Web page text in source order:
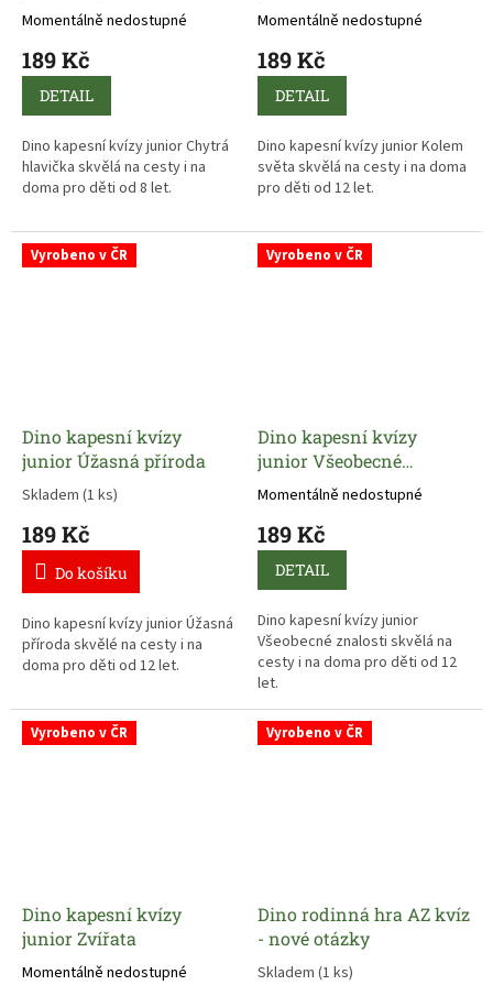
Momentálně nedostupné
189 Kč
DETAIL
Dino kapesní kvízy junior Chytrá
hlavička skvělá na cesty i na
doma pro děti od 8 let.
Momentálně nedostupné
189 Kč
DETAIL
Dino kapesní kvízy junior Kolem
světa skvělá na cesty i na doma
pro děti od 12 let.
Vyrobeno v ČR
Dino kapesní kvízy
junior Úžasná příroda
Skladem (1 ks)
189 Kč
Do košíku
Dino kapesní kvízy junior Úžasná
příroda skvělé na cesty i na
doma pro děti od 12 let.
Vyrobeno v ČR
Dino kapesní kvízy
junior Všeobecné
znalosti
Momentálně nedostupné
189 Kč
DETAIL
Dino kapesní kvízy junior
Všeobecné znalosti skvělá na
cesty i na doma pro děti od 12
let.
Vyrobeno v ČR
Dino kapesní kvízy
junior Zvířata
Momentálně nedostupné
Vyrobeno v ČR
Dino rodinná hra AZ kvíz
- nové otázky
Skladem (1 ks)